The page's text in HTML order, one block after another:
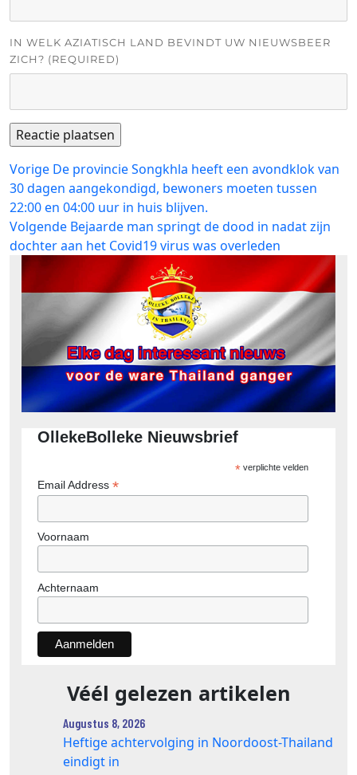
IN WELK AZIATISCH LAND BEVINDT UW NIEUWSBEER
ZICH? (REQUIRED)
Bericht
navigatie
Vorige Vorig
bericht:
De provincie Songkhla heeft een avondklok van
30 dagen aangekondigd, bewoners moeten tussen
22:00 en 04:00 uur in huis blijven.
Volgende Volgend
bericht:
Bejaarde man springt de dood in nadat zijn
dochter aan het Covid19 virus was overleden
OllekeBolleke Nieuwsbrief
*verplichte velden
Email Address *
Voornaam
Achternaam
Véél gelezen artikelen
Augustus 8, 2026
Heftige achtervolging in Noordoost-Thailand
eindigt in